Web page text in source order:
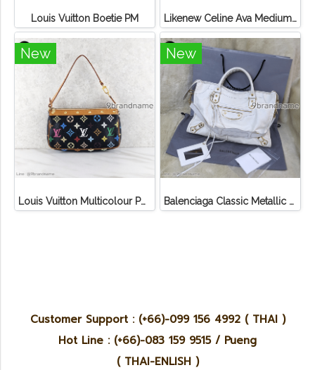
Louis Vuitton Boetie PM Likenew Celine Ava Medium Triomphe Canvas
New
Louis Vuitton Multicolour Pochette Canvas
New
Balenciaga Classic Metallic Edge City Bag
Customer Support : (+66)-099 156 4992 ( THAI )
Hot Line : (+66)-083 159 9515 / Pueng
( THAI-ENLISH )